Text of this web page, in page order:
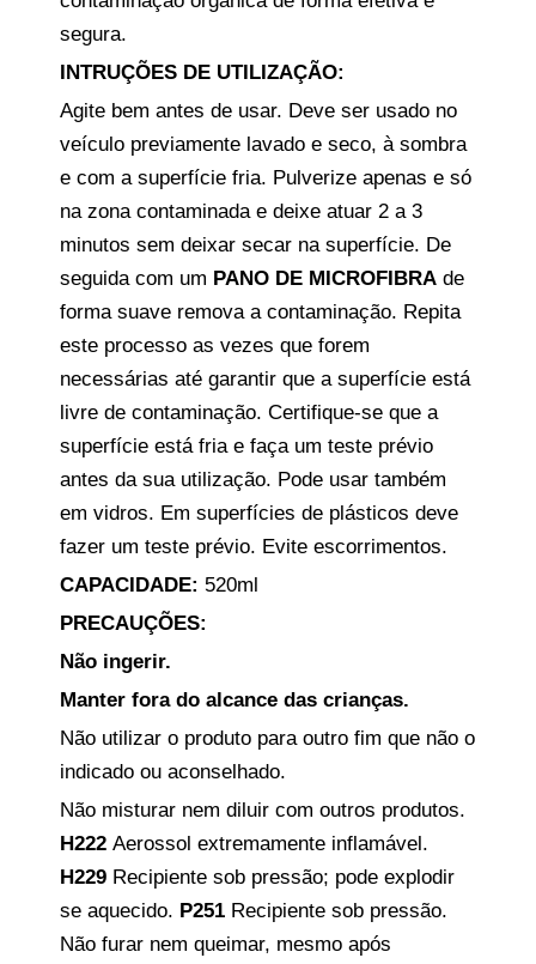
segura.
INTRUÇÕES DE UTILIZAÇÃO:
Agite bem antes de usar. Deve ser usado no
veículo previamente lavado e seco, à sombra
e com a superfície fria. Pulverize apenas e só
na zona contaminada e deixe atuar 2 a 3
minutos sem deixar secar na superfície. De
seguida com um PANO DE MICROFIBRA de
forma suave remova a contaminação. Repita
este processo as vezes que forem
necessárias até garantir que a superfície está
livre de contaminação. Certifique-se que a
superfície está fria e faça um teste prévio
antes da sua utilização. Pode usar também
em vidros. Em superfícies de plásticos deve
fazer um teste prévio. Evite escorrimentos.
CAPACIDADE: 520ml
PRECAUÇÕES:
Não ingerir.
Manter fora do alcance das crianças.
Não utilizar o produto para outro fim que não o
indicado ou aconselhado.
Não misturar nem diluir com outros produtos.
H222 Aerossol extremamente inflamável.
H229 Recipiente sob pressão; pode explodir
se aquecido. P251 Recipiente sob pressão.
Não furar nem queimar, mesmo após